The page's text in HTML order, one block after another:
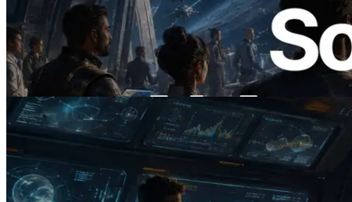
ERPC startet x402-fähige Solana RPC —
Der Beginn einer Ära, in der KI-Agenten
APIs bei Bedarf bezahlen
Lesen Sie diesen Artikel